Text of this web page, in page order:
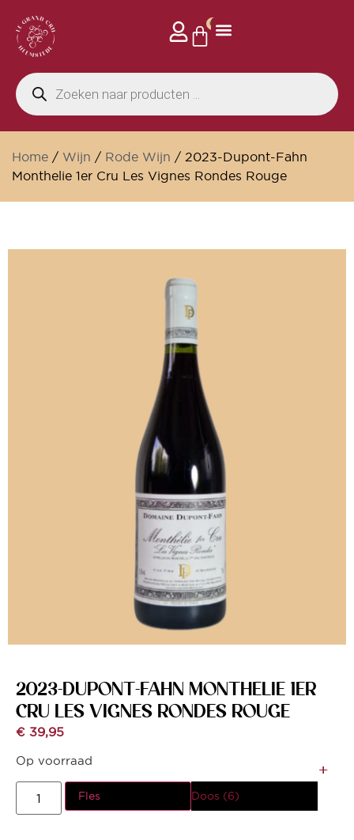
0
Home / Wijn / Rode Wijn / 2023-Dupont-Fahn
Monthelie 1er Cru Les Vignes Rondes Rouge
2023-DUPONT-FAHN MONTHELIE 1ER
CRU LES VIGNES RONDES ROUGE
€ 39,95
Op voorraad
Fles Doos (6)